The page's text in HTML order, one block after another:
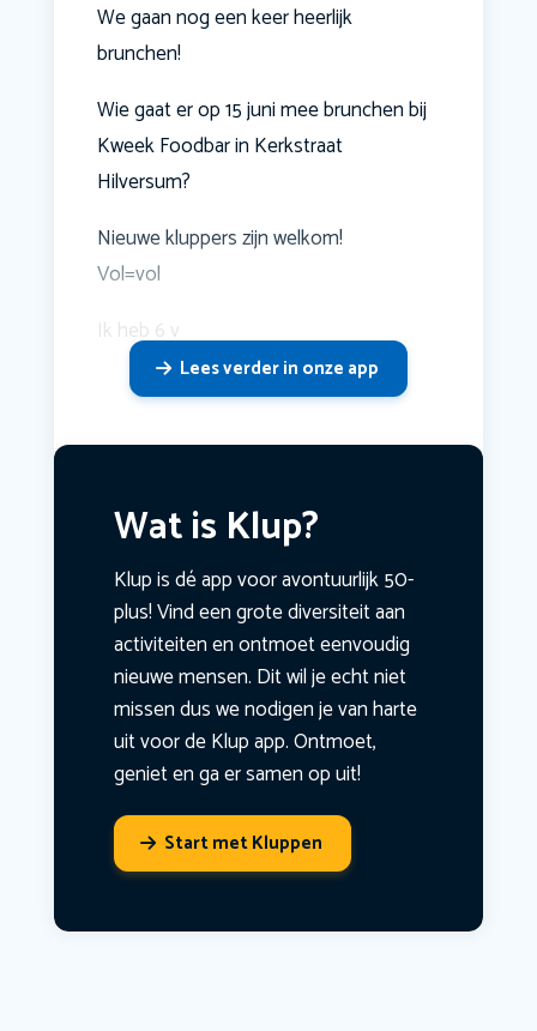
We gaan nog een keer heerlijk
brunchen!
Wie gaat er op 15 juni mee brunchen bij
Kweek Foodbar in Kerkstraat
Hilversum?
Nieuwe kluppers zijn welkom!
Vol=vol
Ik heb 6 v
Lees verder in onze app
Wat is Klup?
Klup is dé app voor avontuurlijk 50-
plus! Vind een grote diversiteit aan
activiteiten en ontmoet eenvoudig
nieuwe mensen. Dit wil je echt niet
missen dus we nodigen je van harte
uit voor de Klup app. Ontmoet,
geniet en ga er samen op uit!
Start met Kluppen